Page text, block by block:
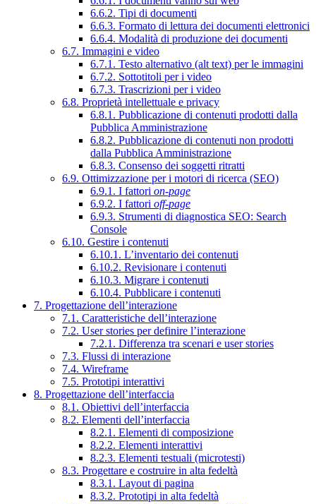
6.6.2. Tipi di documenti
6.6.3. Formato di lettura dei documenti elettronici
6.6.4. Modalità di produzione dei documenti
6.7. Immagini e video
6.7.1. Testo alternativo (alt text) per le immagini
6.7.2. Sottotitoli per i video
6.7.3. Trascrizioni per i video
6.8. Proprietà intellettuale e privacy
6.8.1. Pubblicazione di contenuti prodotti dalla
Pubblica Amministrazione
6.8.2. Pubblicazione di contenuti non prodotti
dalla Pubblica Amministrazione
6.8.3. Consenso dei soggetti ritratti
6.9. Ottimizzazione per i motori di ricerca (SEO)
6.9.1. I fattori on-page
6.9.2. I fattori off-page
6.9.3. Strumenti di diagnostica SEO: Search
Console
6.10. Gestire i contenuti
6.10.1. L’inventario dei contenuti
6.10.2. Revisionare i contenuti
6.10.3. Migrare i contenuti
6.10.4. Pubblicare i contenuti
7. Progettazione dell’interazione
7.1. Caratteristiche dell’interazione
7.2. User stories per definire l’interazione
7.2.1. Differenza tra scenari e user stories
7.3. Flussi di interazione
7.4. Wireframe
7.5. Prototipi interattivi
8. Progettazione dell’interfaccia
8.1. Obiettivi dell’interfaccia
8.2. Elementi dell’interfaccia
8.2.1. Elementi di composizione
8.2.2. Elementi interattivi
8.2.3. Elementi testuali (microtesti)
8.3. Progettare e costruire in alta fedeltà
8.3.1. Layout di pagina
8.3.2. Prototipi in alta fedeltà